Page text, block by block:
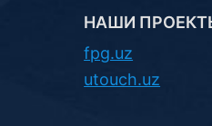
НАШИ
fpg.uz
utouch.uz